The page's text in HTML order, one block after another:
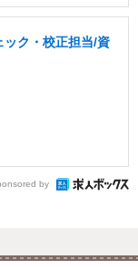
ク・校正担当/資
by